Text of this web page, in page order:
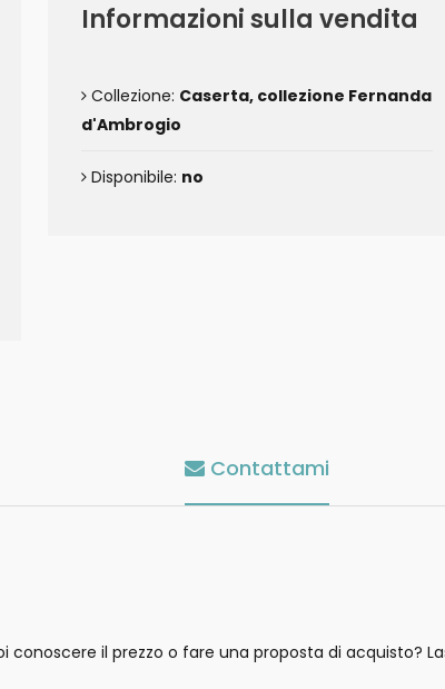
Informazioni sulla vendita
Collezione: Caserta, collezione Fernanda
d'Ambrogio
Disponibile: no
Contattami
conoscere il prezzo o fare una proposta di acquisto?